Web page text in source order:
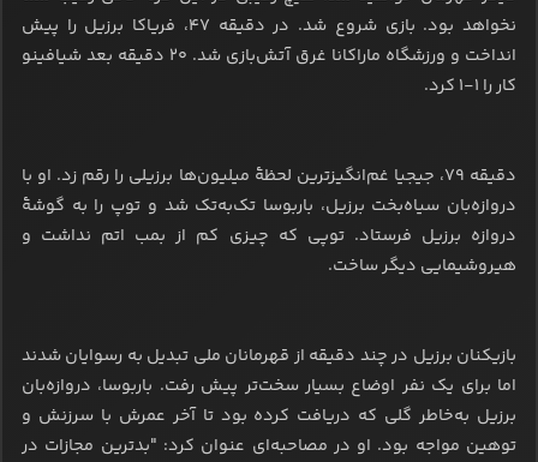
نخواهد بود. بازی شروع شد. در دقیقه ۴۷، فریاکا برزیل را پیش
انداخت و ورزشگاه ماراکانا غرق آتش‌بازی شد. ۲۰ دقیقه بعد شیافینو
کار را ۱-۱ کرد.
دقیقه ۷۹، جیجیا غم‌انگیزترین لحظۀ میلیون‌ها برزیلی را رقم زد. او با
دروازه‌بان سیاه‌بخت برزیل، باربوسا تک‌به‌تک شد و توپ را به گوشۀ
دروازه برزیل فرستاد. توپی که چیزی کم از بمب اتم نداشت و
هیروشیمایی دیگر ساخت.
بازیکنان برزیل در چند دقیقه از قهرمانان ملی تبدیل به رسوایان شدند
اما برای یک نفر اوضاع بسیار سخت‌تر پیش رفت. باربوسا، دروازه‌بان
برزیل به‌‌خاطر گلی که دریافت کرده بود تا آخر عمرش با سرزنش و
توهین مواجه بود. او در مصاحبه‌ای عنوان کرد: "بدترین مجازات در